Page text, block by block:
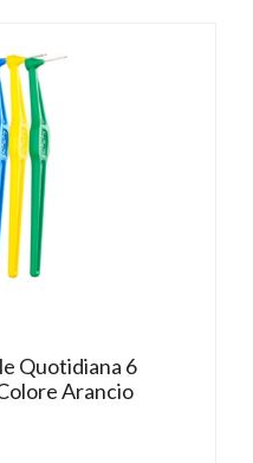
Quotidiana 6
Arancio